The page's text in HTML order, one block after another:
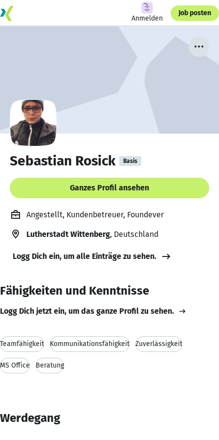
Anmelden
Job posten
Sebastian Rosick Basis
Ganzes Profil ansehen
Angestellt, Kundenbetreuer, Foundever
Lutherstadt Wittenberg, Deutschland
Logg Dich ein, um alle Einträge zu sehen.
Fähigkeiten und Kenntnisse
Logg Dich jetzt ein, um das ganze Profil zu sehen.
Teamfähigkeit Kommunikationsfähigkeit Zuverlässigkeit
MS Office Beratung
Werdegang